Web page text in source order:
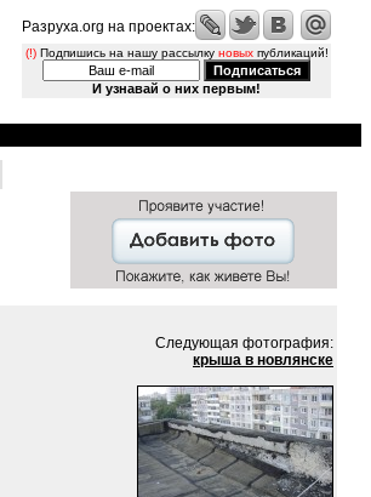
Разруха.org на проектах:
(!)Подпишись на нашу рассылку новыхпубликаций!
И узнавай о них первым!
Следующая фотография:
крыша в новлянске